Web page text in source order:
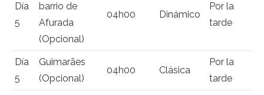
Día
5
barrio de
Afurada
(Opcional)
04h00 Dinámico
Por la
tarde
Día
5
Guimarães
(Opcional)
04h00 Clásica
Por la
tarde